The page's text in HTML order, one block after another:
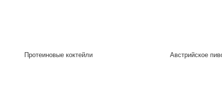
Протеиновые коктейли Австрийское